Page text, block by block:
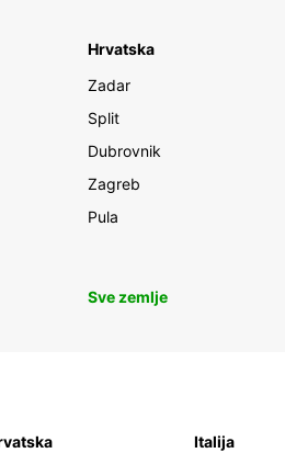
Hrvatska
Zadar
Split
Dubrovnik
Zagreb
Pula
Sve zemlje
Italija